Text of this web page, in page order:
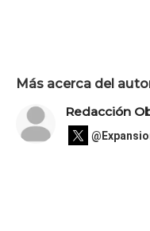
Más acerca del
Redacción